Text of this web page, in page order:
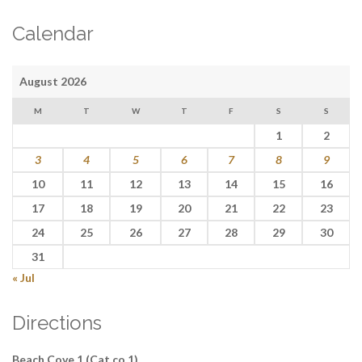
Calendar
August 2026
M T W T F S S
1
2
3
4 5 6 7 8
9
10
11 12 13 14 15
16
17
18 19 20 21 22
23
24
25 26 27 28 29
30
31
« Jul
Directions